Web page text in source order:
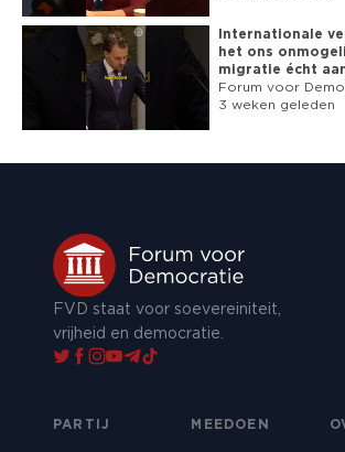
Internationale
het ons
migratie écht
Russcher (FVD)
Forum voor
3 weken geleden
FVD staat voor soevereiniteit,
vrijheid en democratie.
PARTIJ MEEDOEN